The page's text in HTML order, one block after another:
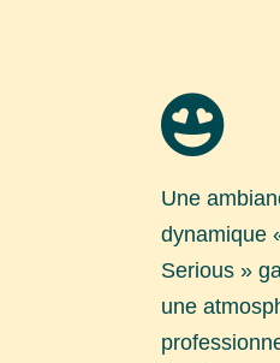

Une
dynamique
Serious »
une